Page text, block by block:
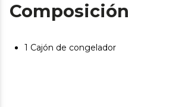
Composición
1 Cajón de congelador